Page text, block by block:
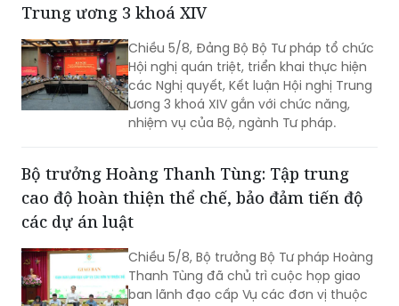
Trung ương 3 khoá XIV
Chiều 5/8, Đảng Bộ Bộ Tư pháp tổ chức
Hội nghị quán triệt, triển khai thực hiện
các Nghị quyết, Kết luận Hội nghị Trung
ương 3 khoá XIV gắn với chức năng,
nhiệm vụ của Bộ, ngành Tư pháp.
Bộ trưởng Hoàng Thanh Tùng: Tập trung
cao độ hoàn thiện thể chế, bảo đảm tiến độ
các dự án luật
Chiều 5/8, Bộ trưởng Bộ Tư pháp Hoàng
Thanh Tùng đã chủ trì cuộc họp giao
ban lãnh đạo cấp Vụ các đơn vị thuộc